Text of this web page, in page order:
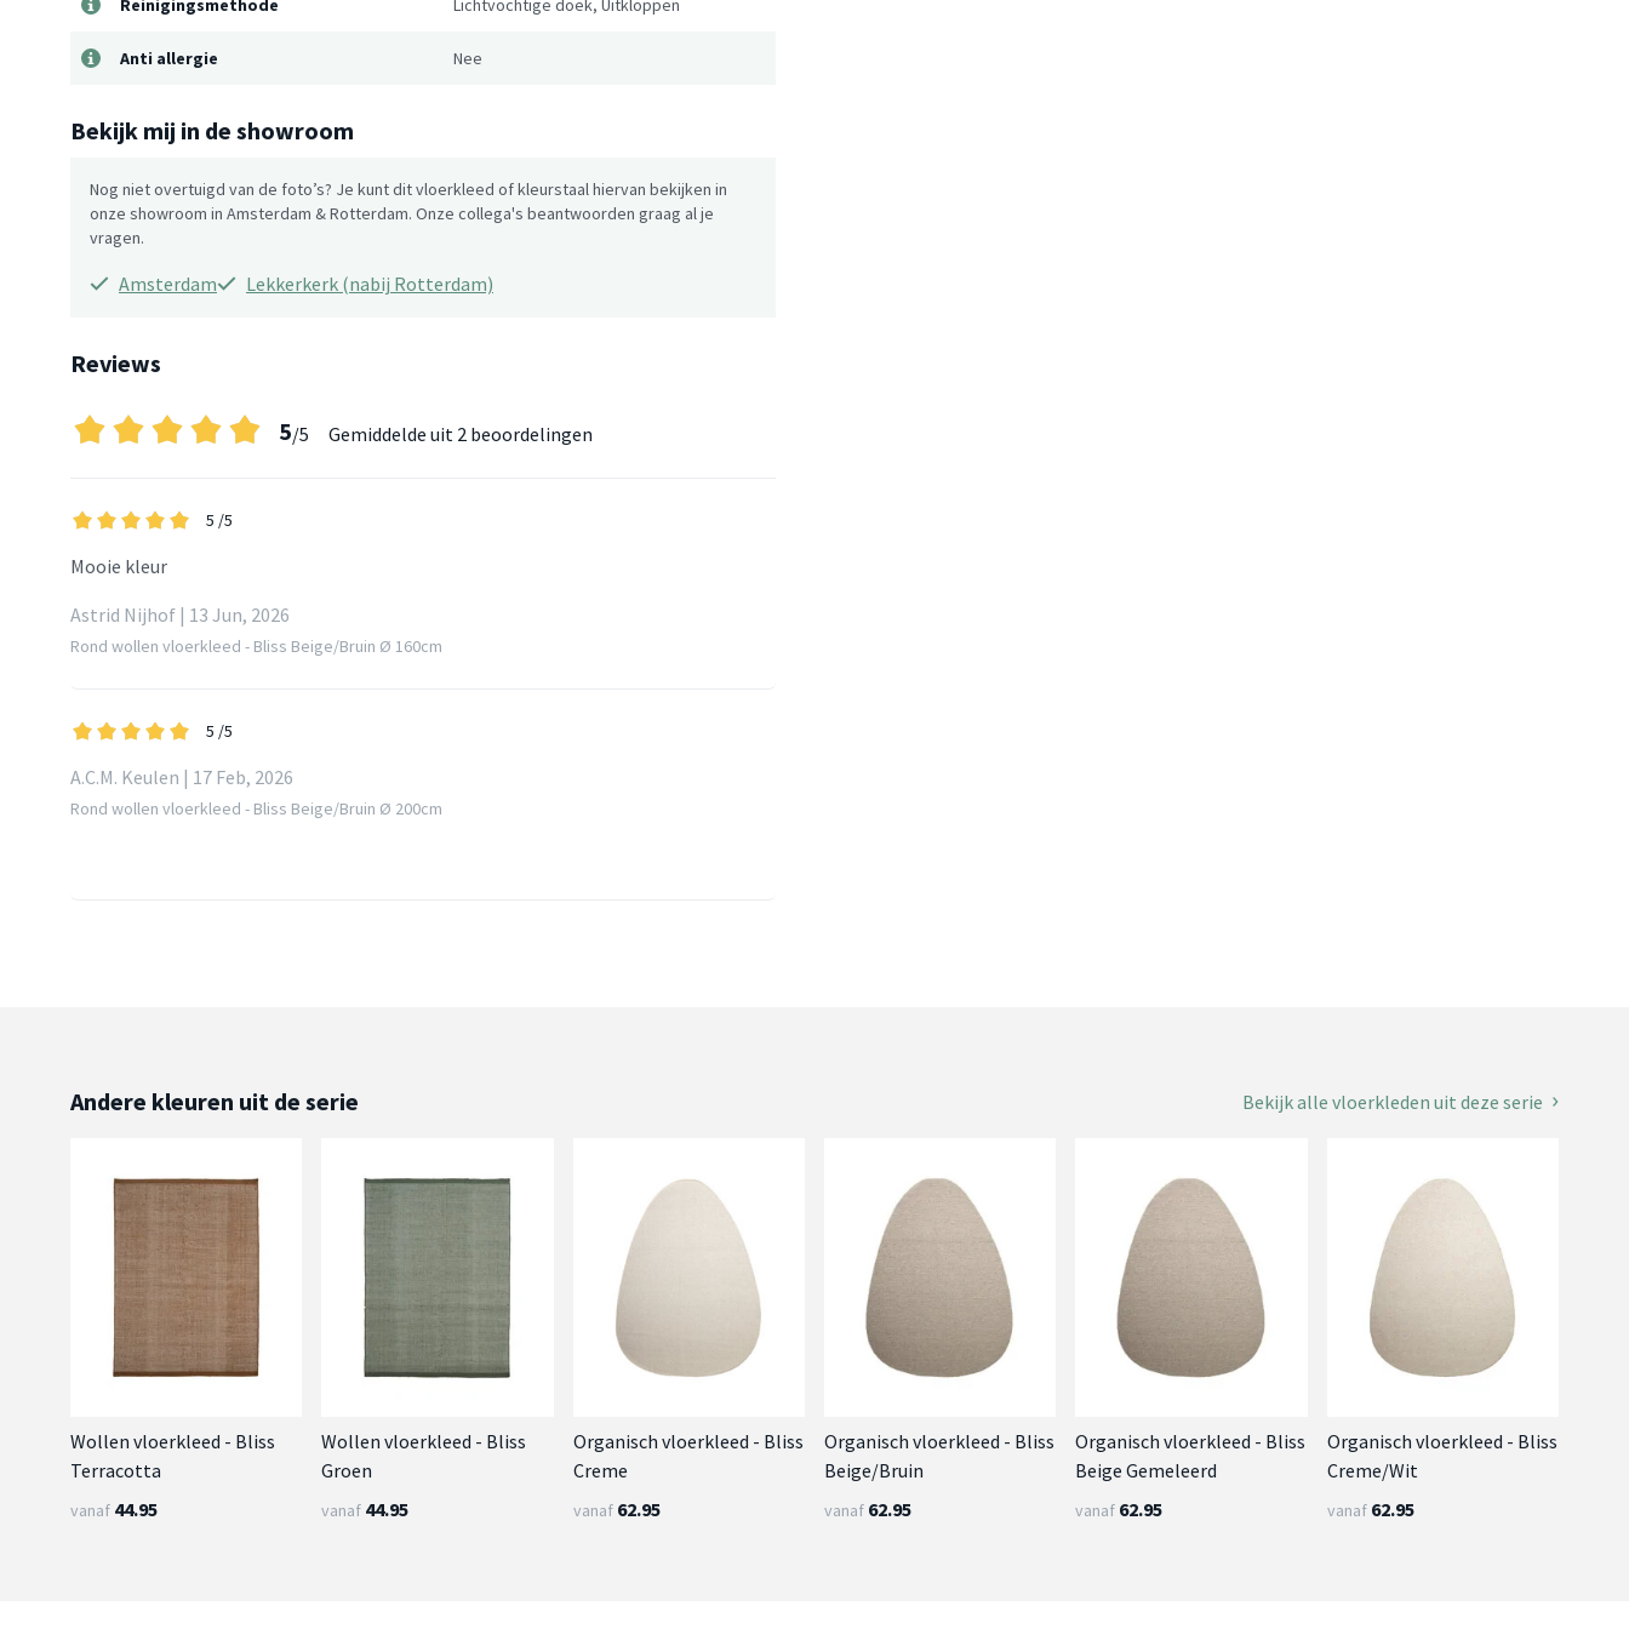
Reinigingsmethode Lichtvochtige doek, Uitkloppen
Anti allergie Nee
Bekijk mij in de showroom
Nog niet overtuigd van de foto’s? Je kunt dit vloerkleed of kleurstaal hiervan bekijken in
onze showroom in Amsterdam & Rotterdam. Onze collega's beantwoorden graag al je
vragen.
Amsterdam Lekkerkerk (nabij Rotterdam)
Reviews
5/5 Gemiddelde uit 2 beoordelingen
5 /5
Mooie kleur
Astrid Nijhof | 13 Jun, 2026
Rond wollen vloerkleed - Bliss Beige/Bruin Ø 160cm
5 /5
A.C.M. Keulen | 17 Feb, 2026
Rond wollen vloerkleed - Bliss Beige/Bruin Ø 200cm
Andere kleuren uit de serie Bekijk alle vloerkleden uit deze serie
Wollen vloerkleed - Bliss
Terracotta
vanaf 44.95
Wollen vloerkleed - Bliss
Groen
vanaf 44.95
Organisch vloerkleed - Bliss
Creme
vanaf 62.95
Organisch vloerkleed - Bliss
Beige/Bruin
vanaf 62.95
Organisch vloerkleed - Bliss
Beige Gemeleerd
vanaf 62.95
Organisch vloerkleed - Bliss
Creme/Wit
vanaf 62.95